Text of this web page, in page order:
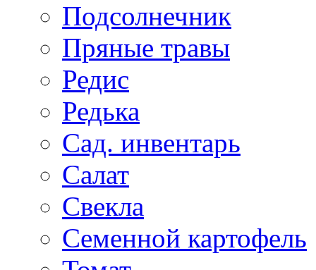
Подсолнечник
Пряные травы
Редис
Редька
Сад. инвентарь
Салат
Свекла
Семенной картофель